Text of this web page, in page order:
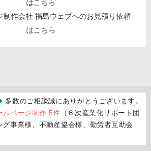
多数のご相談誠にありがとうございます。
ムページ制作 5件 （６次産業化サポート団
グ事業様、不動産協会様、勤労者互助会